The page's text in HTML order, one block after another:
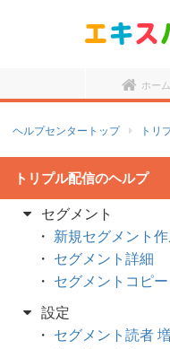
ホーム
ヘルプセンタートップ トリ
LINE管理者設定
LINEアカウント
表示させる方法
セグメント設定
セグメント
新規セグメント
セグメント詳細
セグメントコピー
設定
セグメント読者